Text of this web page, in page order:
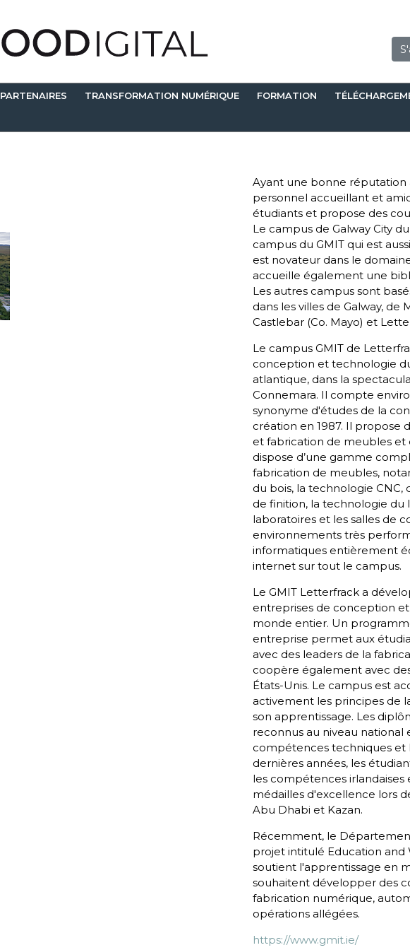
PARTENAIRES TRANSFORMATION NUMÉRIQUE FORMATION
Ayant une bonne réputation
personnel accueillant et
étudiants et propose des
Le campus de Galway City
campus du GMIT qui est
est novateur dans le
accueille également une
Les autres campus sont
dans les villes de Galway,
Castlebar (Co. Mayo) et
Le campus GMIT de
conception et technologie
atlantique, dans la
Connemara. Il compte
synonyme d'études de la
création en 1987. Il propose
et fabrication de meubles et
dispose d’une gamme
fabrication de meubles,
du bois, la technologie CNC,
de finition, la technologie du
laboratoires et les salles de
environnements très
informatiques entièrement
internet sur tout le campus.
Le GMIT Letterfrack a
entreprises de conception
monde entier. Un
entreprise permet aux
avec des leaders de la
coopère également avec
États-Unis. Le campus est
activement les principes de
son apprentissage. Les
reconnus au niveau
compétences techniques et
dernières années, les
les compétences
médailles d'excellence lors
Abu Dhabi et Kazan.
Récemment, le
projet intitulé Education and
soutient l'apprentissage en
souhaitent développer des
fabrication numérique,
opérations allégées.
https://www.gmit.ie/